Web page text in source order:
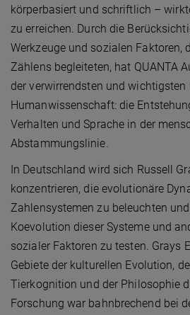
körperbasiert und schriftlich –
zu erreichen. Durch die
Werkzeuge und sozialen Faktoren,
Zählens begleiteten, hat QUANTA
der verwirrendsten und wichtigsten
Humanwissenschaft: die
Verhalten und Sprache in der
Abstammungslinie.
In Deutschland wird sich Russell
konzentrieren, die evolutionäre
Zahlensystemen zu beleuchten
Koevolution dieser Systeme und
sozialer Faktoren zu testen. Grays
Gebiete der kulturellen Evolution,
Tierkognition und der Philosophie
Forschung war bahnbrechend bei